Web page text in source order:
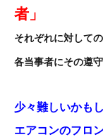
者」
それぞれに対して
各当事者にその遵
少々難しいかも
エアコンのフロ